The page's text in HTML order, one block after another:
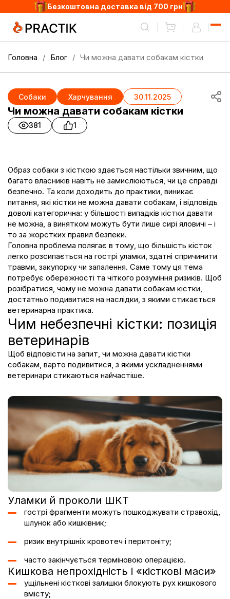
Безкоштовна доставка від 700 грн
Головна Блог Чи можна давати собакам кістки
Собаки Харчування 30.11.2025
Чи можна давати собакам кістки
381 1
Образ собаки з кісткою здається настільки звичним, що
багато власників навіть не замислюються, чи це справді
безпечно. Та коли доходить до практики, виникає
питання, які кістки не можна давати собакам, і відповідь
доволі категорична: у більшості випадків кістки давати
не можна, а винятком можуть бути лише сирі яловичі – і
то за жорстких правил безпеки.
Головна проблема полягає в тому, що більшість кісток
легко розсипається на гострі уламки, здатні спричинити
травми, закупорку чи запалення. Саме тому ця тема
потребує обережності та чіткого розуміння ризиків. Щоб
розібратися, чому не можна давати собакам кістки,
достатньо подивитися на наслідки, з якими стикається
ветеринарна практика.
Чим небезпечні кістки: позиція
ветеринарів
Щоб відповісти на запит, чи можна давати кістки
собакам, варто подивитися, з якими ускладненнями
ветеринари стикаються найчастіше.
Уламки й проколи ШКТ
гострі фрагменти можуть пошкоджувати стравохід,
шлунок або кишківник;
ризик внутрішніх кровотеч і перитоніту;
часто закінчується терміновою операцією.
Кишкова непрохідність і «кісткові маси»
ущільнені кісткові залишки блокують рух кишкового
вмісту;